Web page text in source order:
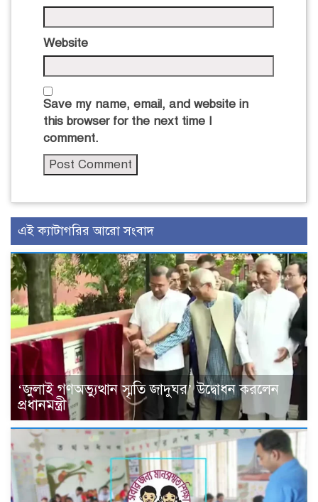
Website
Save my name, email, and website in
this browser for the next time I
comment.
এই ক্যাটাগরির আরো সংবাদ
‘জুলাই গণঅভ্যুত্থান স্মৃতি জাদুঘর’ উদ্বোধন করলেন
প্রধানমন্ত্রী